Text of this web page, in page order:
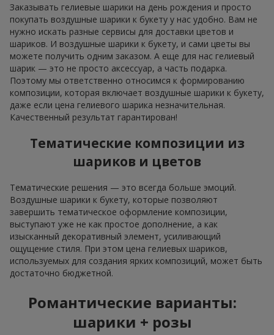
Заказывать гелиевые шарики на день рождения и просто
покупать воздушные шарики к букету у нас удобно. Вам не
нужно искать разные сервисы для доставки цветов и
шариков. И воздушные шарики к букету, и сами цветы вы
можете получить одним заказом. А еще для нас гелиевый
шарик — это не просто аксессуар, а часть подарка.
Поэтому мы ответственно относимся к формированию
композиции, которая включает воздушные шарики к букету,
даже если цена гелиевого шарика незначительная.
Качественный результат гарантирован!
Тематические композиции из
шариков и цветов
Тематические решения — это всегда больше эмоций.
Воздушные шарики к букету, которые позволяют
завершить тематическое оформление композиции,
выступают уже не как простое дополнение, а как
изысканный декоративный элемент, усиливающий
ощущение стиля. При этом цена гелиевых шариков,
используемых для создания ярких композиций, может быть
достаточно бюджетной.
Романтические варианты:
шарики + розы